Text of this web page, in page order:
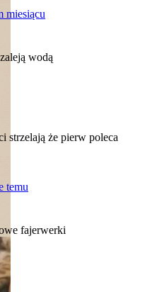
miesiącu
wodą
strzelają że pierw poleca
temu
fajerwerki